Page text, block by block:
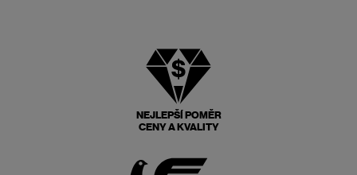
NEJLEPŠÍ POMĚR
CENY A KVALITY